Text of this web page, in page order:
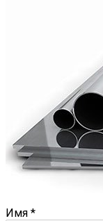
Имя *